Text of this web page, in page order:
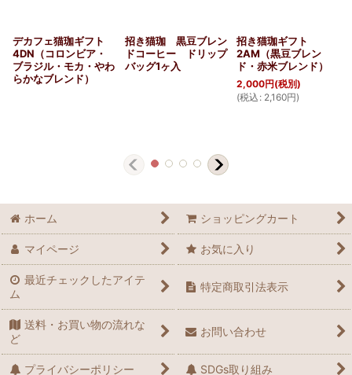
デカフェ猫珈ギフト
4DN（コロンビア・
ブラジル・モカ・やわ
らかなブレンド）
招き猫珈 黒豆ブレン
ドコーヒー ドリップ
バッグ1ヶ入
招き猫珈ギフト
2AM（黒豆ブレン
ド・赤米ブレンド）
2,000円(税別)
(税込 : 2,160円)
ホーム ショッピングカート
マイページ お気に入り
最近チェックしたアイテ
ム
特定商取引法表示
送料・お買い物の流れな
ど
お問い合わせ
プライバシーポリシー SDGs取り組み